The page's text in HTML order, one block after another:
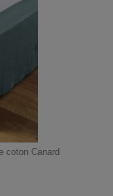
coton Canard